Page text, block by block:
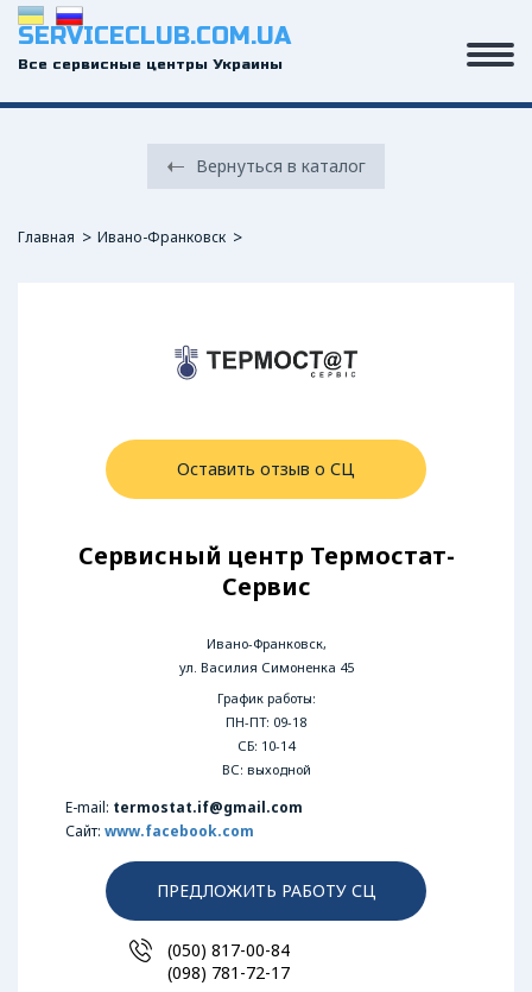
SERVICECLUB.COM.UA
Все сервисные центры Украины
Вернуться в каталог
Главная Ивано-Франковск
Оставить отзыв о СЦ
Сервисный центр Термостат-
Сервис
Ивано-Франковск,
ул. Василия Симоненка 45
График работы:
ПН-ПТ: 09-18
СБ: 10-14
ВС: выходной
E-mail: termostat.if@gmail.com
Сайт: www.facebook.com
ПРЕДЛОЖИТЬ РАБОТУ СЦ
(050) 817-00-84
(098) 781-72-17